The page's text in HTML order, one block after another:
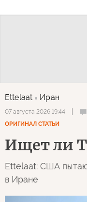
Ettelaat Иран
07 августа 2026 19:44
ОРИГИНАЛ СТАТЬИ
Ищет ли
Ettelaat: США
в Иране